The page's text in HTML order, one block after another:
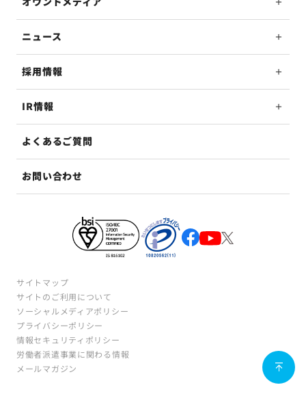
ニュース
採用情報
IR情報
よくあるご質問
お問い合わせ
サイトマップ
サイトのご利用について
ソーシャルメディアポリシー
プライバシーポリシー
情報セキュリティポリシー
労働者派遣事業に関わる情報
メールマガジン